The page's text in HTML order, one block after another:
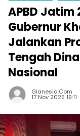
APBD Jatim
Gubernur
Jalankan
Tengah
Nasional
Gianesia.com
17 Nov 2025 19:11